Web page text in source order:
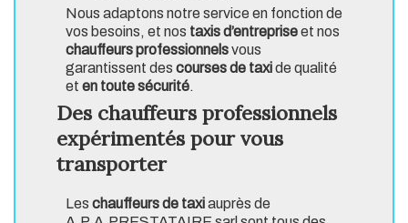
Nous adaptons notre service en fonction de
vos besoins, et nos taxis d’entrepriseet nos
chauffeurs professionnelsvous
garantissent des courses de taxide qualité
et en toute sécurité.
Des chauffeurs professionnels
expérimentés pour vous
transporter
Les chauffeurs de taxiauprès de